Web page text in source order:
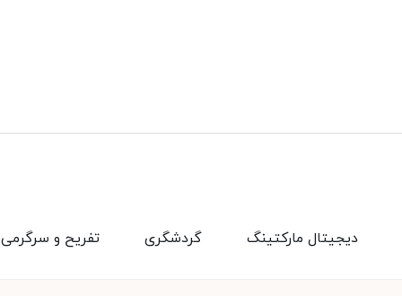
تفریح و سرگرمی گردشگری دیجیتال مارکتینگ